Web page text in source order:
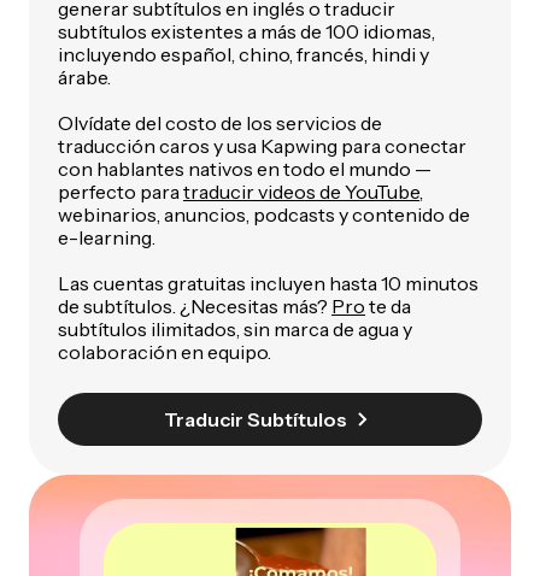
generar subtítulos en inglés o traducir
subtítulos existentes a más de 100 idiomas,
incluyendo español, chino, francés, hindi y
árabe.
Olvídate del costo de los servicios de
traducción caros y usa Kapwing para conectar
con hablantes nativos en todo el mundo —
perfecto paratraducir videos de YouTube,
webinarios, anuncios, podcasts y contenido de
e-learning.
Las cuentas gratuitas incluyen hasta 10 minutos
de subtítulos. ¿Necesitas más? Pro te da
subtítulos ilimitados, sin marca de agua y
colaboración en equipo.
Traducir Subtítulos